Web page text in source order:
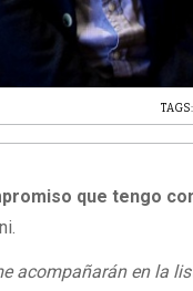
que tengo
acompañarán en la